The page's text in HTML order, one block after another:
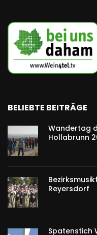
BELIEBTE BEITRÄGE
Wandertag
Hollabrunn
Reyersdorf
Spatenstich